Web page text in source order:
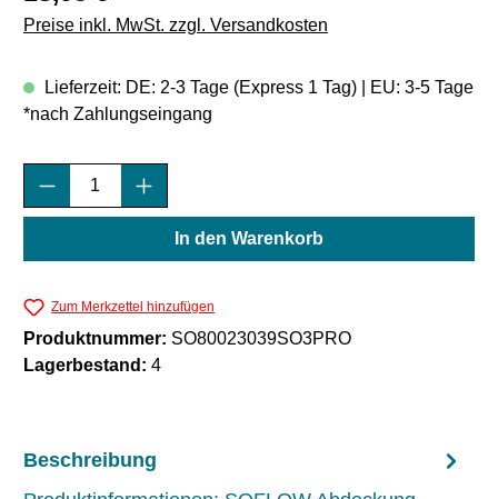
Preise inkl. MwSt. zzgl. Versandkosten
Lieferzeit: DE: 2-3 Tage (Express 1 Tag) | EU: 3-5 Tage
*nach Zahlungseingang
Produkt Anzahl: Gib den gewünschten
In den Warenkorb
Zum Merkzettel hinzufügen
Produktnummer: SO80023039SO3PRO
Lagerbestand: 4
Beschreibung